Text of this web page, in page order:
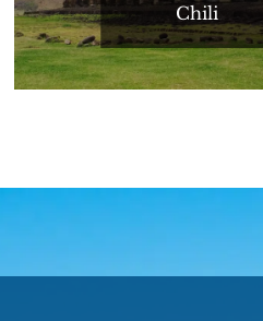
Chili